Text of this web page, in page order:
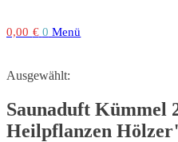
0,00 € 0 Menü
Ausgewählt:
Saunaduft Kümmel
Heilpflanzen